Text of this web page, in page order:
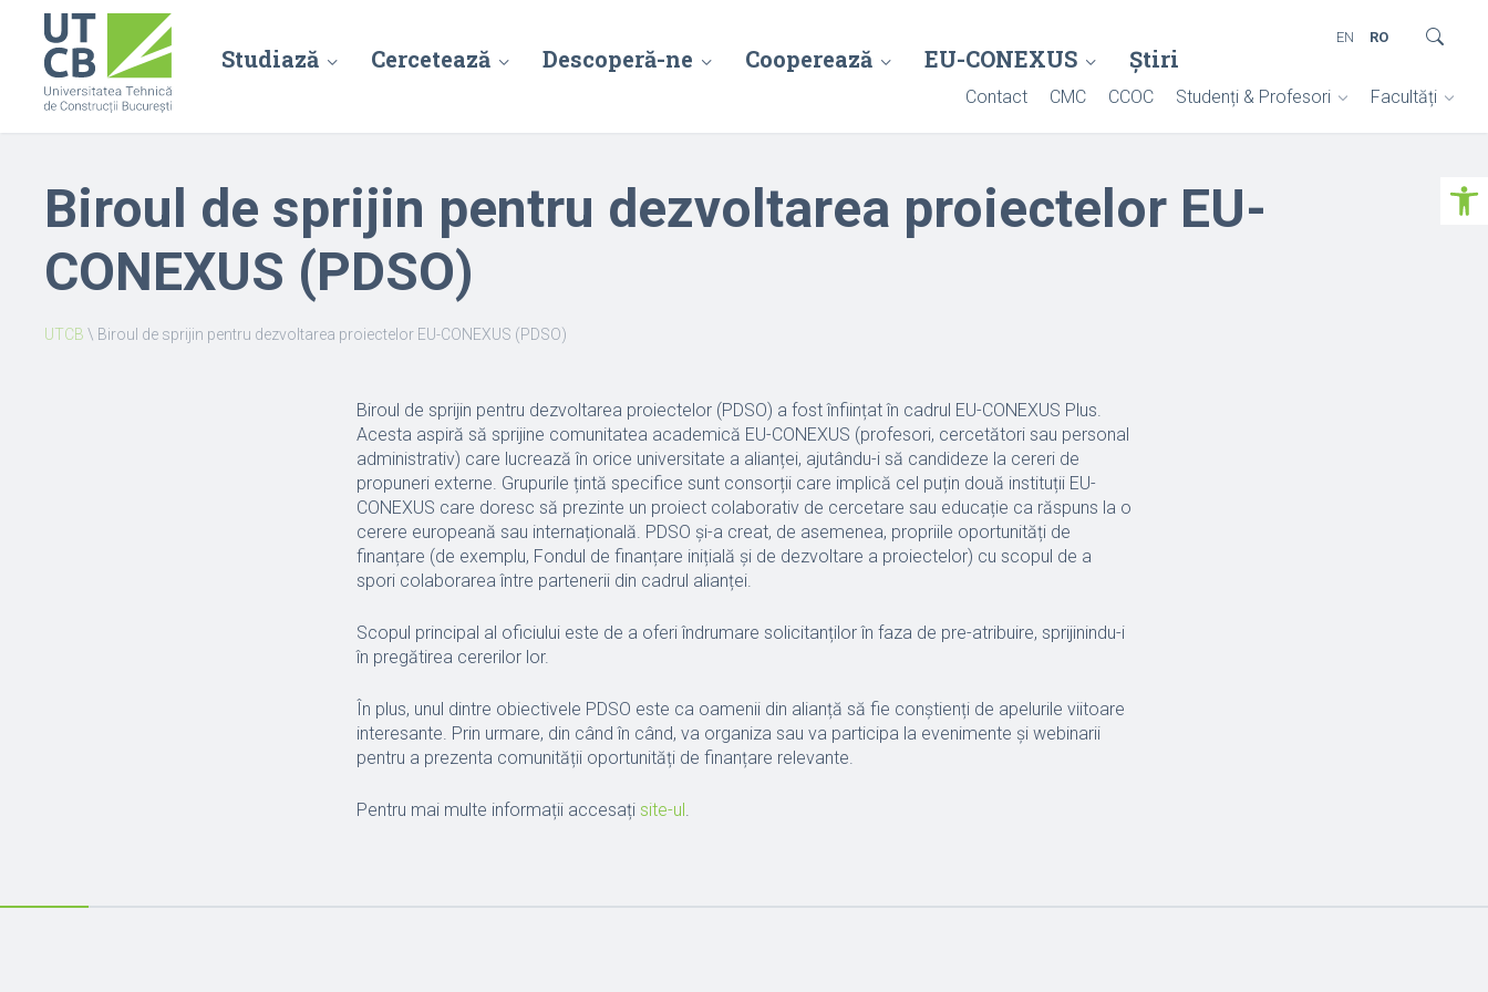
Deschide
Studiază Cercetează Descoperă-ne Cooperează EU-CONEXUS Știri
Contact CMC CCOC Studenți & Profesori Facultăți
EN RO
Biroul de sprijin pentru dezvoltarea proiectelor EU-
CONEXUS (PDSO)
UTCB \ Biroul de sprijin pentru dezvoltarea proiectelor EU-CONEXUS (PDSO)
Biroul de sprijin pentru dezvoltarea proiectelor (PDSO) a fost înființat în cadrul EU-CONEXUS Plus.
Acesta aspiră să sprijine comunitatea academică EU-CONEXUS (profesori, cercetători sau personal
administrativ) care lucrează în orice universitate a alianței, ajutându-i să candideze la cereri de
propuneri externe. Grupurile țintă specifice sunt consorții care implică cel puțin două instituții EU-
CONEXUS care doresc să prezinte un proiect colaborativ de cercetare sau educație ca răspuns la o
cerere europeană sau internațională. PDSO și-a creat, de asemenea, propriile oportunități de
finanțare (de exemplu, Fondul de finanțare inițială și de dezvoltare a proiectelor) cu scopul de a
spori colaborarea între partenerii din cadrul alianței.
Scopul principal al oficiului este de a oferi îndrumare solicitanților în faza de pre-atribuire, sprijinindu-i
în pregătirea cererilor lor.
În plus, unul dintre obiectivele PDSO este ca oamenii din alianță să fie conștienți de apelurile viitoare
interesante. Prin urmare, din când în când, va organiza sau va participa la evenimente și webinarii
pentru a prezenta comunității oportunități de finanțare relevante.
Pentru mai multe informații accesați site-ul.